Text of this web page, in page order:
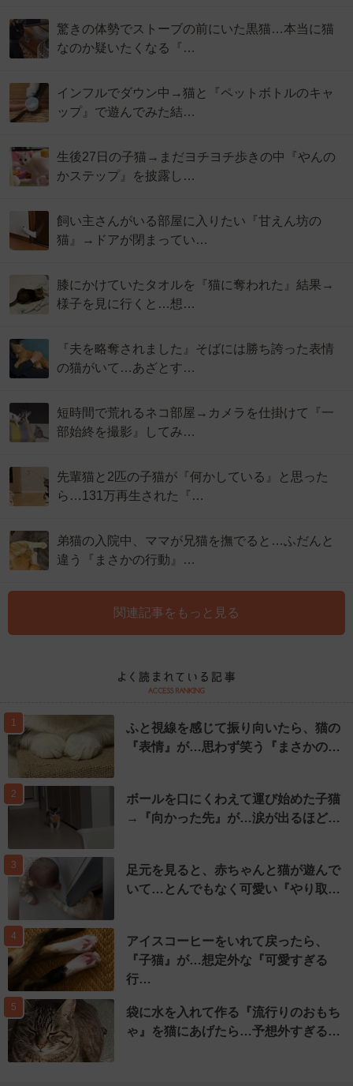
驚きの体勢でストーブの前にいた黒猫…本当に猫
なのか疑いたくなる『…
インフルでダウン中→猫と『ペットボトルのキャ
ップ』で遊んでみた結…
生後27日の子猫→まだヨチヨチ歩きの中『やんの
かステップ』を披露し…
飼い主さんがいる部屋に入りたい『甘えん坊の
猫』→ドアが閉まってい…
膝にかけていたタオルを『猫に奪われた』結果→
様子を見に行くと…想…
『夫を略奪されました』そばには勝ち誇った表情
の猫がいて…あざとす…
短時間で荒れるネコ部屋→カメラを仕掛けて『一
部始終を撮影』してみ…
先輩猫と2匹の子猫が『何かしている』と思った
ら…131万再生された『…
弟猫の入院中、ママが兄猫を撫でると…ふだんと
違う『まさかの行動』…
関連記事をもっと見る
1
ふと視線を感じて振り向いたら、猫の
『表情』が…思わず笑う『まさかの…
2
ボールを口にくわえて運び始めた子猫
→『向かった先』が…涙が出るほど…
3
足元を見ると、赤ちゃんと猫が遊んで
いて…とんでもなく可愛い『やり取…
4
アイスコーヒーをいれて戻ったら、
『子猫』が…想定外な『可愛すぎる
行…
5
袋に水を入れて作る『流行りのおもち
ゃ』を猫にあげたら…予想外すぎる…